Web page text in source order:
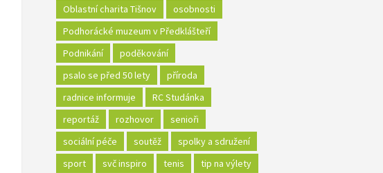
Oblastní charita Tišnov
osobnosti
Podhorácké muzeum v Předklášteří
Podnikání
poděkování
psalo se před 50 lety
příroda
radnice informuje
RC Studánka
reportáž
rozhovor
senioři
sociální péče
soutěž
spolky a sdružení
sport
svč inspiro tenis
tip na výlety